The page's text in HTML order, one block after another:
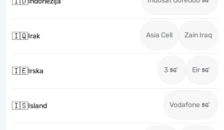
🇮🇶Irak Asia Cell Zain Iraq
🇮🇪Irska 3 Eir
🇮🇸Island Vodafone